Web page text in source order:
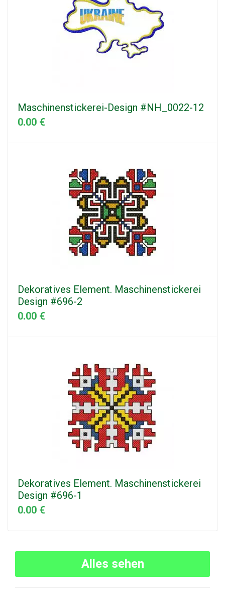
Maschinenstickerei-Design #NH_0022-12
0.00 €
Dekoratives Element. Maschinenstickerei
Design #696-2
0.00 €
Dekoratives Element. Maschinenstickerei
Design #696-1
0.00 €
Alles sehen